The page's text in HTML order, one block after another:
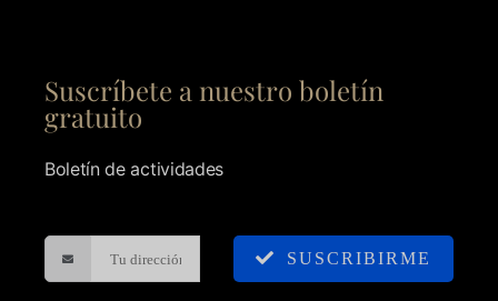
Suscríbete a nuestro boletín
gratuito
Boletín de actividades
SUSCRIBIRME